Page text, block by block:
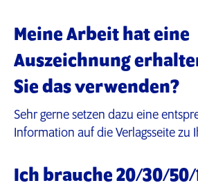
Meine Arbeit hat eine
Auszeichnung
Sie das verwenden?
Sehr gerne setzen dazu eine
Information auf die Verlagsseite zu
Ich brauche 20/30/